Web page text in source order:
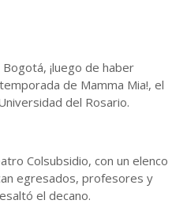
¡luego de haber
de Mamma Mia!, el
del Rosario.
Colsubsidio, con un elenco
egresados, profesores y
el decano.